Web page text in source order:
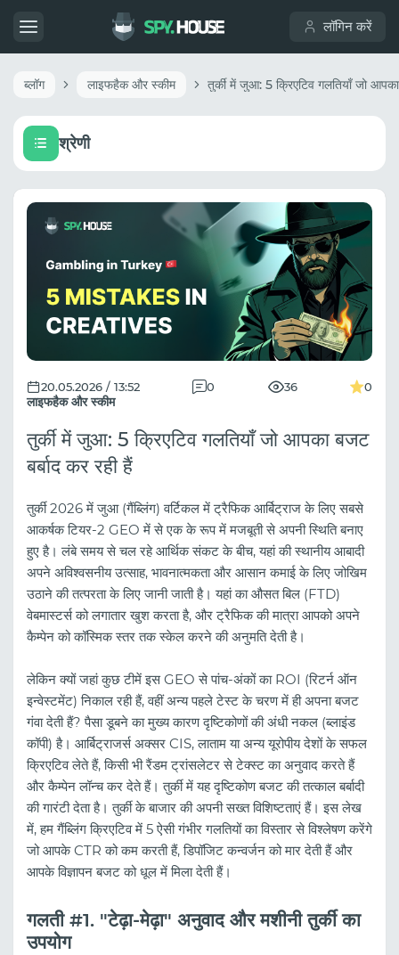
लॉगिन करें
ब्लॉग लाइफहैक और स्कीम
श्रेणी
लाइफहैक और स्कीम
20.05.2026 / 13:52 0 36 0
तुर्की में जुआ: 5 क्रिएटिव गलतियाँ जो आपका बजट
बर्बाद कर रही हैं
तुर्की 2026 में जुआ (गैंब्लिंग) वर्टिकल में ट्रैफिक आर्बिट्राज के लिए सबसे
आकर्षक टियर-2 GEO में से एक के रूप में मजबूती से अपनी स्थिति बनाए
हुए है। लंबे समय से चल रहे आर्थिक संकट के बीच, यहां की स्थानीय आबादी
अपने अविश्वसनीय उत्साह, भावनात्मकता और आसान कमाई के लिए जोखिम
उठाने की तत्परता के लिए जानी जाती है। यहां का औसत बिल (FTD)
वेबमास्टर्स को लगातार खुश करता है, और ट्रैफिक की मात्रा आपको अपने
कैम्पेन को कॉस्मिक स्तर तक स्केल करने की अनुमति देती है।
लेकिन क्यों जहां कुछ टीमें इस GEO से पांच-अंकों का ROI (रिटर्न ऑन
इन्वेस्टमेंट) निकाल रही हैं, वहीं अन्य पहले टेस्ट के चरण में ही अपना बजट
गंवा देती हैं? पैसा डूबने का मुख्य कारण दृष्टिकोणों की अंधी नकल (ब्लाइंड
कॉपी) है। आर्बिट्राजर्स अक्सर CIS, लाताम या अन्य यूरोपीय देशों के सफल
क्रिएटिव लेते हैं, किसी भी रैंडम ट्रांसलेटर से टेक्स्ट का अनुवाद करते हैं
और कैम्पेन लॉन्च कर देते हैं। तुर्की में यह दृष्टिकोण बजट की तत्काल बर्बादी
की गारंटी देता है। तुर्की के बाजार की अपनी सख्त विशिष्टताएं हैं। इस लेख
में, हम गैंब्लिंग क्रिएटिव में 5 ऐसी गंभीर गलतियों का विस्तार से विश्लेषण करेंगे
जो आपके CTR को कम करती हैं, डिपॉजिट कन्वर्जन को मार देती हैं और
आपके विज्ञापन बजट को धूल में मिला देती हैं।
गलती #1. "टेढ़ा-मेढ़ा" अनुवाद और मशीनी तुर्की का
उपयोग